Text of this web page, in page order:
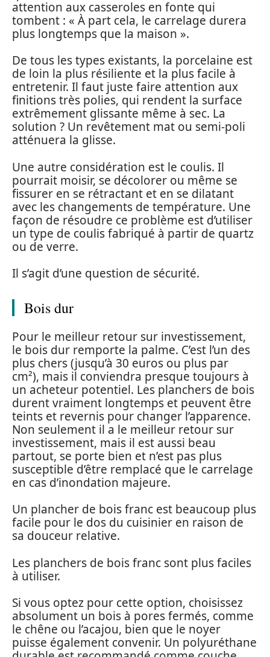
attention aux casseroles en fonte qui
tombent : « À part cela, le carrelage durera
plus longtemps que la maison ».
De tous les types existants, la porcelaine est
de loin la plus résiliente et la plus facile à
entretenir. Il faut juste faire attention aux
finitions très polies, qui rendent la surface
extrêmement glissante même à sec. La
solution ? Un revêtement mat ou semi-poli
atténuera la glisse.
Une autre considération est le coulis. Il
pourrait moisir, se décolorer ou même se
fissurer en se rétractant et en se dilatant
avec les changements de température. Une
façon de résoudre ce problème est d’utiliser
un type de coulis fabriqué à partir de quartz
ou de verre.
Il s’agit d’une question de sécurité.
Bois dur
Pour le meilleur retour sur investissement,
le bois dur remporte la palme. C’est l’un des
plus chers (jusqu’à 30 euros ou plus par
cm²), mais il conviendra presque toujours à
un acheteur potentiel. Les planchers de bois
durent vraiment longtemps et peuvent être
teints et revernis pour changer l’apparence.
Non seulement il a le meilleur retour sur
investissement, mais il est aussi beau
partout, se porte bien et n’est pas plus
susceptible d’être remplacé que le carrelage
en cas d’inondation majeure.
Un plancher de bois franc est beaucoup plus
facile pour le dos du cuisinier en raison de
sa douceur relative.
Les planchers de bois franc sont plus faciles
à utiliser.
Si vous optez pour cette option, choisissez
absolument un bois à pores fermés, comme
le chêne ou l’acajou, bien que le noyer
puisse également convenir. Un polyuréthane